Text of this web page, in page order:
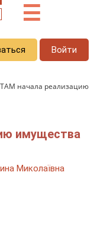
☰
Войти
начала реализацию
имущества
Миколаївна